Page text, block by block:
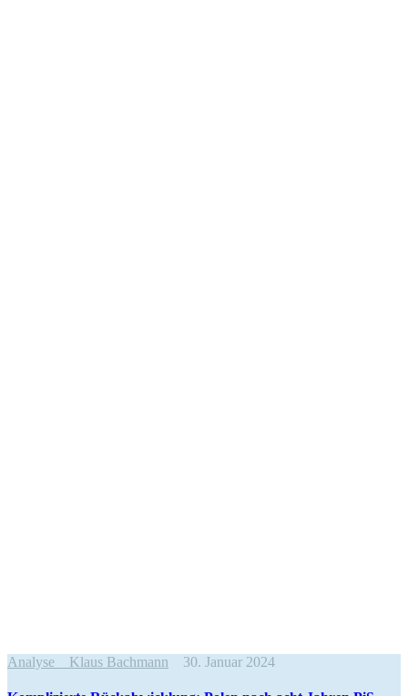
Analyse Klaus Bachmann 30. Januar 2024